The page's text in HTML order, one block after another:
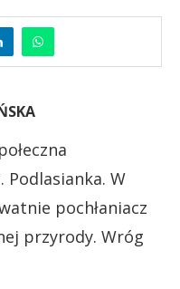
Podlasianka. W
pochłaniacz
przyrody. Wróg